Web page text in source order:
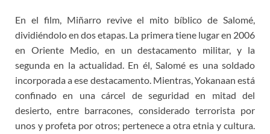
En el film, Miñarro revive el mito bíblico de Salomé,
dividiéndolo en dos etapas. La primera tiene lugar en 2006
en Oriente Medio, en un destacamento militar, y la
segunda en la actualidad. En él, Salomé es una soldado
incorporada a ese destacamento. Mientras, Yokanaan está
confinado en una cárcel de seguridad en mitad del
desierto, entre barracones, considerado terrorista por
unos y profeta por otros; pertenece a otra etnia y cultura.